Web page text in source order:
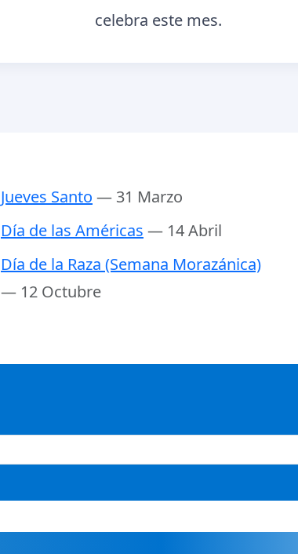
celebra este mes.
Jueves Santo — 31 Marzo
Día de las Américas — 14 Abril
Día de la Raza (Semana Morazánica)
— 12 Octubre